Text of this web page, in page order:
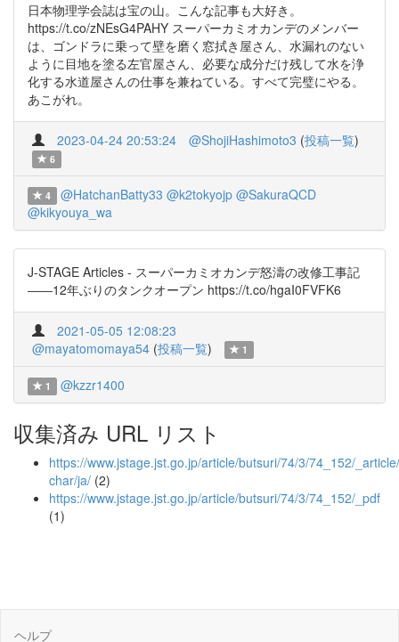
日本物理学会誌は宝の山。こんな記事も大好き。
https://t.co/zNEsG4PAHY スーパーカミオカンデのメンバー
は、ゴンドラに乗って壁を磨く窓拭き屋さん、水漏れのない
ように目地を塗る左官屋さん、必要な成分だけ残して水を浄
化する水道屋さんの仕事を兼ねている。すべて完璧にやる。
あこがれ。
2023-04-24 20:53:24 @ShojiHashimoto3 (投稿一覧)
6
4 @HatchanBatty33 @k2tokyojp @SakuraQCD
@kikyouya_wa
J-STAGE Articles - スーパーカミオカンデ怒濤の改修工事記
――12年ぶりのタンクオープン https://t.co/hgaI0FVFK6
2021-05-05 12:08:23
@mayatomomaya54 (投稿一覧) 1
1 @kzzr1400
収集済み URL リスト
https://www.jstage.jst.go.jp/article/butsuri/74/3/74_152/
char/ja/ (2)
https://www.jstage.jst.go.jp/article/butsuri/74/3/74_152/_pdf
(1)
ヘルプ